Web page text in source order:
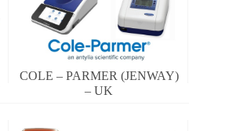
COLE – PARMER (JENWAY)
– UK